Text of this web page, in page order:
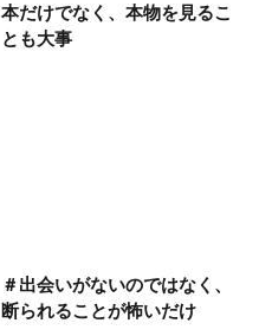
本だけでなく、本物を見るこ
とも大事
＃出会いがないのではなく、
断られることが怖いだけ